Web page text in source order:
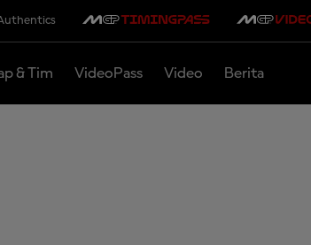
& Tim VideoPass Video Berita